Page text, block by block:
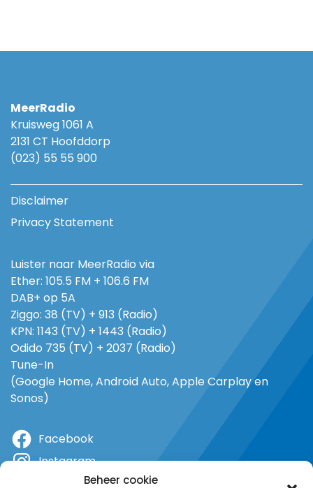
Beheer cookie
MeerRadio
Kruisweg 1061 A
2131 CT Hoofddorp
(023) 55 55 900
Disclaimer
Privacy Statement
Luister naar MeerRadio via
Ether: 105.5 FM + 106.6 FM
DAB+ op 5A
Ziggo: 38 (TV) + 913 (Radio)
KPN: 1143 (TV) + 1443 (Radio)
Odido 735 (TV) + 2037 (Radio)
Tune-In
(Google Home, Android Auto, Apple Carplay en
Sonos)
Facebook
Instagram